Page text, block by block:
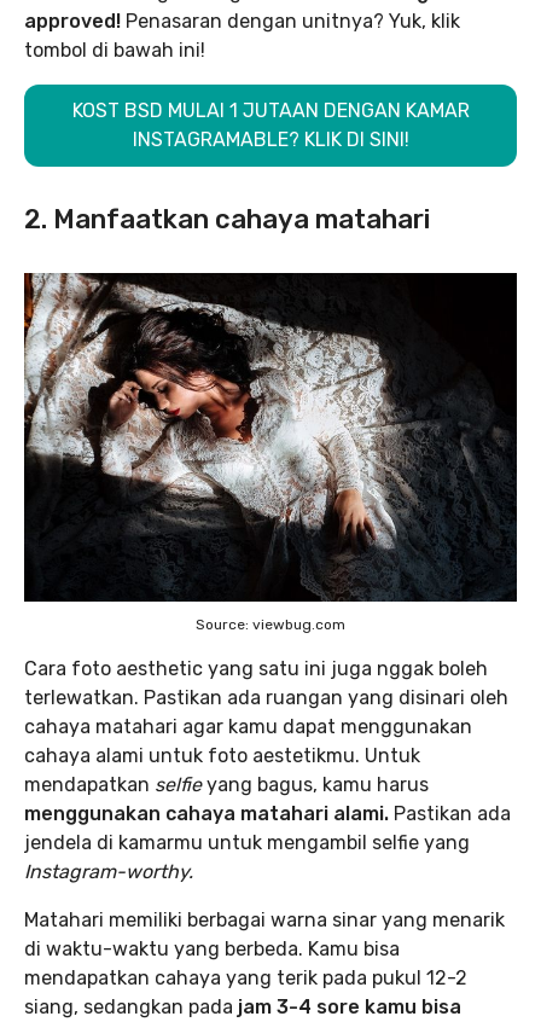
approved! Penasaran dengan unitnya? Yuk, klik
tombol di bawah ini!
KOST BSD MULAI 1 JUTAAN DENGAN KAMAR
INSTAGRAMABLE? KLIK DI SINI!
2. Manfaatkan cahaya matahari
Source: viewbug.com
Cara foto aesthetic yang satu ini juga nggak boleh
terlewatkan. Pastikan ada ruangan yang disinari oleh
cahaya matahari agar kamu dapat menggunakan
cahaya alami untuk foto aestetikmu. Untuk
mendapatkan selfieyang bagus, kamu harus
menggunakan cahaya matahari alami. Pastikan ada
jendela di kamarmu untuk mengambil selfie yang
Instagram-worthy.
Matahari memiliki berbagai warna sinar yang menarik
di waktu-waktu yang berbeda. Kamu bisa
mendapatkan cahaya yang terik pada pukul 12-2
siang, sedangkan pada jam 3-4 sore kamu bisa